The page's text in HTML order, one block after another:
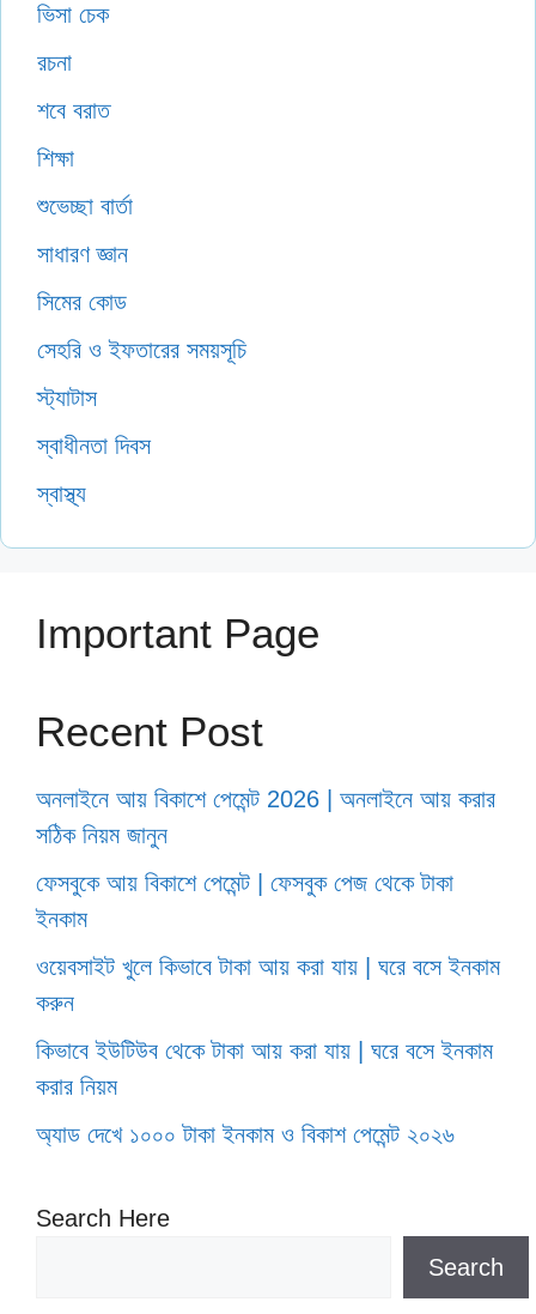
ভিসা চেক
রচনা
শবে বরাত
শিক্ষা
শুভেচ্ছা বার্তা
সাধারণ জ্ঞান
সিমের কোড
সেহরি ও ইফতারের সময়সূচি
স্ট্যাটাস
স্বাধীনতা দিবস
স্বাস্থ্য
Important Page
Recent Post
অনলাইনে আয় বিকাশে পেমেন্ট 2026 | অনলাইনে আয় করার
সঠিক নিয়ম জানুন
ফেসবুকে আয় বিকাশে পেমেন্ট | ফেসবুক পেজ থেকে টাকা
ইনকাম
ওয়েবসাইট খুলে কিভাবে টাকা আয় করা যায় | ঘরে বসে ইনকাম
করুন
কিভাবে ইউটিউব থেকে টাকা আয় করা যায় | ঘরে বসে ইনকাম
করার নিয়ম
অ্যাড দেখে ১০০০ টাকা ইনকাম ও বিকাশ পেমেন্ট ২০২৬
Search Here
Search